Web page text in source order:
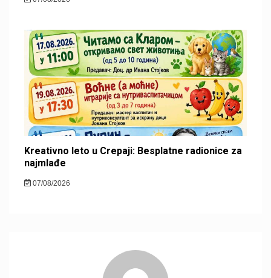
Kreativno leto u Crepaji: Besplatne radionice za
najmlađe
07/08/2026